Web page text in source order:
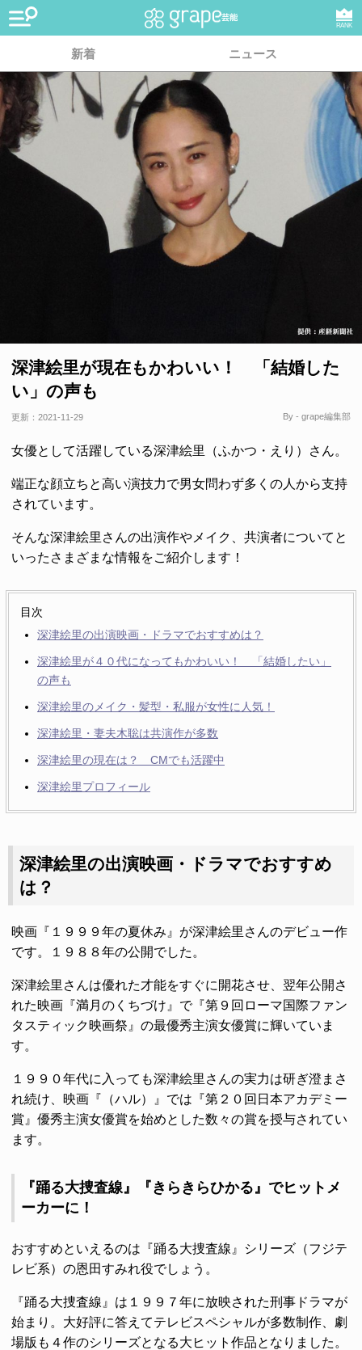
芸能
RANK
新着 ニュース
深津絵里が現在もかわいい！ 「結婚した
い」の声も
更新： 2021-11-29 By - grape編集部
女優として活躍している深津絵里（ふかつ・えり）さん。
端正な顔立ちと高い演技力で男女問わず多くの人から支持
されています。
そんな深津絵里さんの出演作やメイク、共演者についてと
いったさまざまな情報をご紹介します！
目次
深津絵里の出演映画・ドラマでおすすめは？
深津絵里が４０代になってもかわいい！ 「結婚したい」
の声も
深津絵里のメイク・髪型・私服が女性に人気！
深津絵里・妻夫木聡は共演作が多数
深津絵里の現在は？ CMでも活躍中
深津絵里プロフィール
深津絵里の出演映画・ドラマでおすすめ
は？
映画『１９９９年の夏休み』が深津絵里さんのデビュー作
です。１９８８年の公開でした。
深津絵里さんは優れた才能をすぐに開花させ、翌年公開さ
れた映画『満月のくちづけ』で『第９回ローマ国際ファン
タスティック映画祭』の最優秀主演女優賞に輝いていま
す。
１９９０年代に入っても深津絵里さんの実力は研ぎ澄まさ
れ続け、映画『（ハル）』では『第２０回日本アカデミー
賞』優秀主演女優賞を始めとした数々の賞を授与されてい
ます。
『踊る大捜査線』『きらきらひかる』でヒットメ
ーカーに！
おすすめといえるのは『踊る大捜査線』シリーズ（フジテ
レビ系）の恩田すみれ役でしょう。
『踊る大捜査線』は１９９７年に放映された刑事ドラマが
始まり。大好評に答えてテレビスペシャルが多数制作、劇
場版も４作のシリーズとなる大ヒット作品となりました。